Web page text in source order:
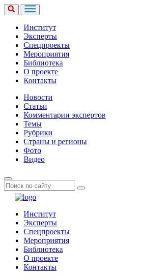
Институт
Эксперты
Спецпроекты
Мероприятия
Библиотека
О проекте
Контакты
Новости
Статьи
Комментарии экспертов
Темы
Рубрики
Страны и регионы
Фото
Видео
Институт
Эксперты
Спецпроекты
Мероприятия
Библиотека
О проекте
Контакты